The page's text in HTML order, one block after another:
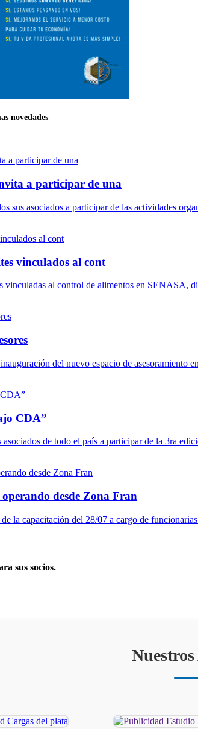
novedades
a participar de una
sus asociados a participar de las actividades
vinculados al cont
vinculadas al control de alimentos en SENASA,
del nuevo espacio de asesoramiento
CDA”
de todo el país a participar de la 3ra
desde Zona Fran
la capacitación del 28/07 a cargo de
sus socios.